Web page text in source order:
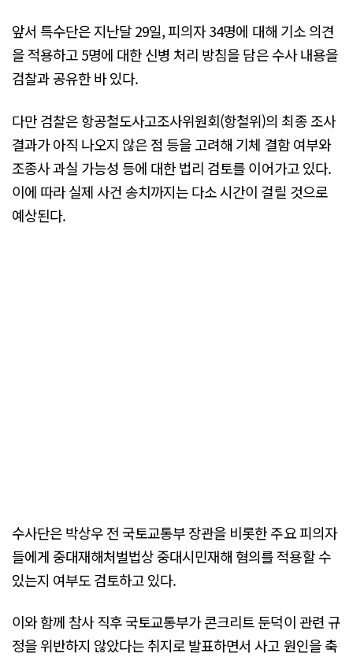
앞서 특수단은 지난달 29일, 피의자 34명에 대해 기소 의견
을 적용하고 5명에 대한 신병 처리 방침을 담은 수사 내용을
검찰과 공유한 바 있다.
다만 검찰은 항공철도사고조사위원회(항철위)의 최종 조사
결과가 아직 나오지 않은 점 등을 고려해 기체 결함 여부와
조종사 과실 가능성 등에 대한 법리 검토를 이어가고 있다.
이에 따라 실제 사건 송치까지는 다소 시간이 걸릴 것으로
예상된다.
수사단은 박상우 전 국토교통부 장관을 비롯한 주요 피의자
들에게 중대재해처벌법상 중대시민재해 혐의를 적용할 수
있는지 여부도 검토하고 있다.
이와 함께 참사 직후 국토교통부가 콘크리트 둔덕이 관련 규
정을 위반하지 않았다는 취지로 발표하면서 사고 원인을 축